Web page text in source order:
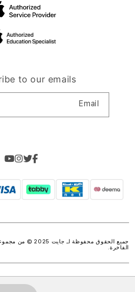
to our emails
Email
جميع الحقوق محفوظة لـ جايت 2025 © من مجموعة
الفاخرة.